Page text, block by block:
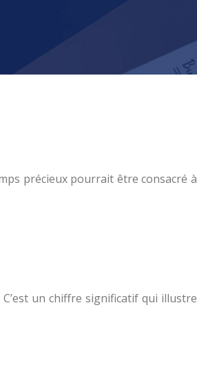
précieux pourrait être consacré à
un chiffre significatif qui illustre